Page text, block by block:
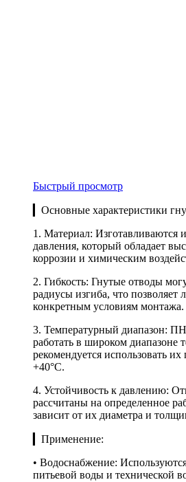
Быстрый просмотр
▎Основные характеристики
1. Материал: Изготавливаются
давления, который обладает
коррозии и химическим
2. Гибкость: Гнутые отводы
радиусы изгиба, что позволяет
конкретным условиям монтажа.
3. Температурный диапазон:
работать в широком диапазоне
рекомендуется использовать
+40°C.
4. Устойчивость к давлению:
рассчитаны на определенное
зависит от их диаметра и
▎Применение:
• Водоснабжение:
питьевой воды и технической